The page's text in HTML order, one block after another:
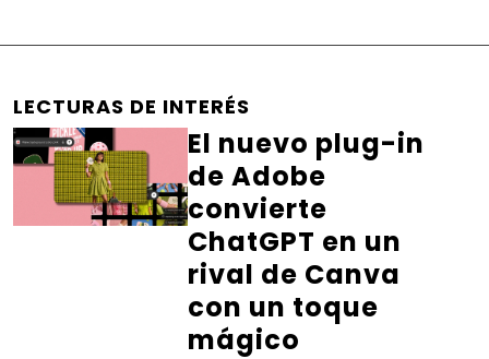
LECTURAS DE INTERÉS
El nuevo plug-in
de Adobe
convierte
ChatGPT en un
rival de Canva
con un toque
mágico